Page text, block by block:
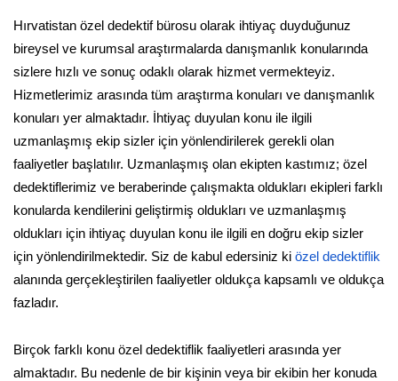
Hırvatistan özel dedektif bürosu olarak ihtiyaç duyduğunuz
bireysel ve kurumsal araştırmalarda danışmanlık konularında
sizlere hızlı ve sonuç odaklı olarak hizmet vermekteyiz.
Hizmetlerimiz arasında tüm araştırma konuları ve danışmanlık
konuları yer almaktadır. İhtiyaç duyulan konu ile ilgili
uzmanlaşmış ekip sizler için yönlendirilerek gerekli olan
faaliyetler başlatılır. Uzmanlaşmış olan ekipten kastımız; özel
dedektiflerimiz ve beraberinde çalışmakta oldukları ekipleri farklı
konularda kendilerini geliştirmiş oldukları ve uzmanlaşmış
oldukları için ihtiyaç duyulan konu ile ilgili en doğru ekip sizler
için yönlendirilmektedir. Siz de kabul edersiniz ki özel dedektiflik
alanında gerçekleştirilen faaliyetler oldukça kapsamlı ve oldukça
fazladır.
Birçok farklı konu özel dedektiflik faaliyetleri arasında yer
almaktadır. Bu nedenle de bir kişinin veya bir ekibin her konuda